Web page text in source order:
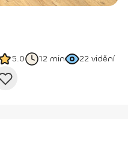
5.0 12 min 22 vidění